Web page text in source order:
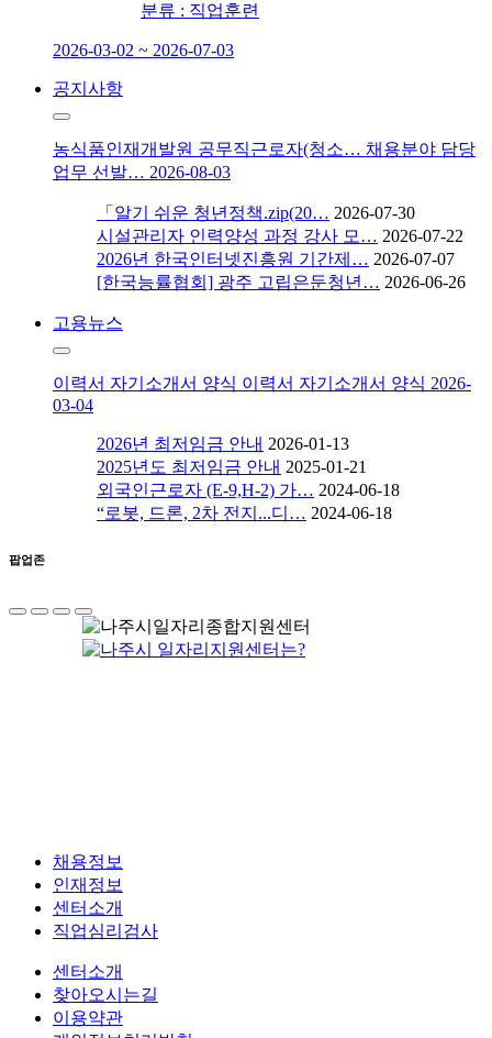
분류 : 직업훈련
2026-03-02 ~ 2026-07-03
공지사항
농식품인재개발원 공무직근로자(청소… 채용분야 담당
업무 선발… 2026-08-03
「알기 쉬운 청년정책.zip(20… 2026-07-30
시설관리자 인력양성 과정 강사 모… 2026-07-22
2026년 한국인터넷진흥원 기간제… 2026-07-07
[한국능률협회] 광주 고립은둔청년… 2026-06-26
고용뉴스
이력서 자기소개서 양식 이력서 자기소개서 양식 2026-
03-04
2026년 최저임금 안내 2026-01-13
2025년도 최저임금 안내 2025-01-21
외국인근로자 (E-9,H-2) 가… 2024-06-18
“로봇, 드론, 2차 전지...디… 2024-06-18
팝업존
채용정보
인재정보
센터소개
직업심리검사
센터소개
찾아오시는길
이용약관